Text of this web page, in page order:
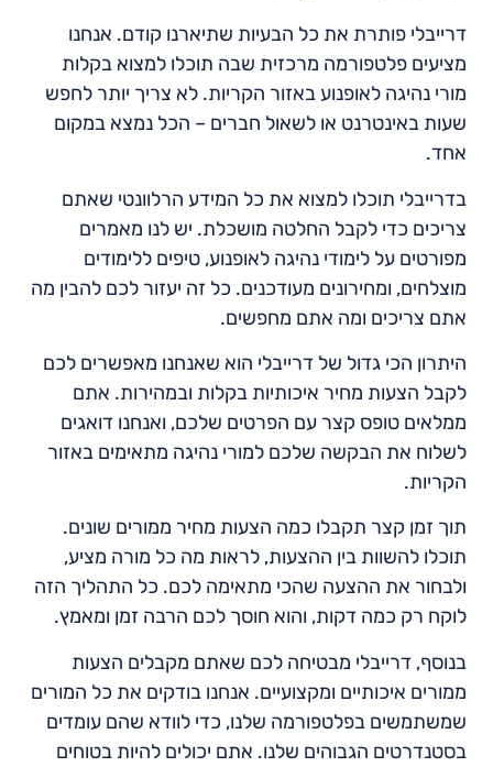
דרייבלי פותרת את כל הבעיות שתיארנו קודם. אנחנו
מציעים פלטפורמה מרכזית שבה תוכלו למצוא בקלות
מורי נהיגה לאופנוע באזור הקריות. לא צריך יותר לחפש
שעות באינטרנט או לשאול חברים – הכל נמצא במקום
אחד.
בדרייבלי תוכלו למצוא את כל המידע הרלוונטי שאתם
צריכים כדי לקבל החלטה מושכלת. יש לנו מאמרים
מפורטים על לימודי נהיגה לאופנוע, טיפים ללימודים
מוצלחים, ומחירונים מעודכנים. כל זה יעזור לכם להבין מה
אתם צריכים ומה אתם מחפשים.
היתרון הכי גדול של דרייבלי הוא שאנחנו מאפשרים לכם
לקבל הצעות מחיר איכותיות בקלות ובמהירות. אתם
ממלאים טופס קצר עם הפרטים שלכם, ואנחנו דואגים
לשלוח את הבקשה שלכם למורי נהיגה מתאימים באזור
הקריות.
תוך זמן קצר תקבלו כמה הצעות מחיר ממורים שונים.
תוכלו להשוות בין ההצעות, לראות מה כל מורה מציע,
ולבחור את ההצעה שהכי מתאימה לכם. כל התהליך הזה
לוקח רק כמה דקות, והוא חוסך לכם הרבה זמן ומאמץ.
בנוסף, דרייבלי מבטיחה לכם שאתם מקבלים הצעות
ממורים איכותיים ומקצועיים. אנחנו בודקים את כל המורים
שמשתמשים בפלטפורמה שלנו, כדי לוודא שהם עומדים
בסטנדרטים הגבוהים שלנו. אתם יכולים להיות בטוחים